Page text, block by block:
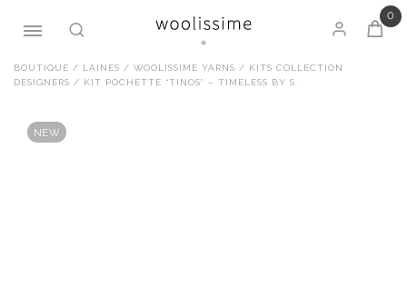
Passer
0
BOUTIQUE / LAINES / WOOLISSIME YARNS / KITS COLLECTION
DESIGNERS / KIT POCHETTE “TINOS” – TIMELESS BY S.
NEW